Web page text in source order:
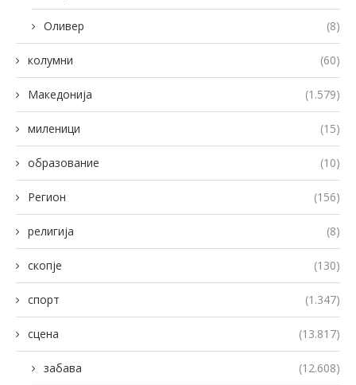
Оливер (8)
колумни (60)
Македонија (1.579)
миленици (15)
образование (10)
Регион (156)
религија (8)
скопје (130)
спорт (1.347)
сцена (13.817)
забава (12.608)